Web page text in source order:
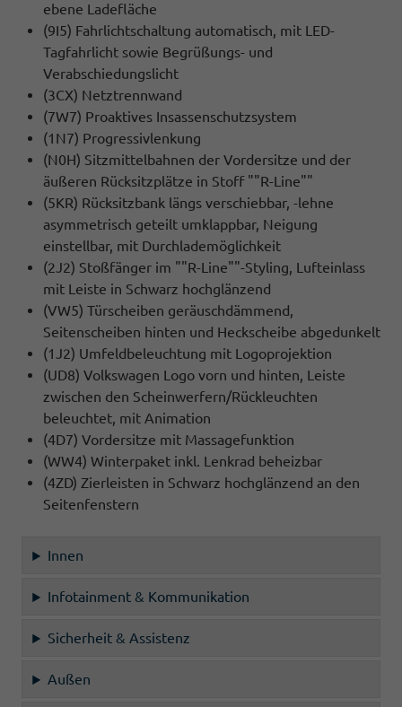
ebene Ladefläche
(9I5) Fahrlichtschaltung automatisch, mit LED-
Tagfahrlicht sowie Begrüßungs- und
Verabschiedungslicht
(3CX) Netztrennwand
(7W7) Proaktives Insassenschutzsystem
(1N7) Progressivlenkung
(N0H) Sitzmittelbahnen der Vordersitze und der
äußeren Rücksitzplätze in Stoff ""R-Line""
(5KR) Rücksitzbank längs verschiebbar, -lehne
asymmetrisch geteilt umklappbar, Neigung
einstellbar, mit Durchlademöglichkeit
(2J2) Stoßfänger im ""R-Line""-Styling, Lufteinlass
mit Leiste in Schwarz hochglänzend
(VW5) Türscheiben geräuschdämmend,
Seitenscheiben hinten und Heckscheibe abgedunkelt
(1J2) Umfeldbeleuchtung mit Logoprojektion
(UD8) Volkswagen Logo vorn und hinten, Leiste
zwischen den Scheinwerfern/Rückleuchten
beleuchtet, mit Animation
(4D7) Vordersitze mit Massagefunktion
(WW4) Winterpaket inkl. Lenkrad beheizbar
(4ZD) Zierleisten in Schwarz hochglänzend an den
Seitenfenstern
Innen
Infotainment & Kommunikation
Sicherheit & Assistenz
Außen